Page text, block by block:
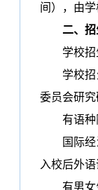
间），由学
二、 招
学校招
学校
委员会研究
有语种
国际
入校后外
有男女